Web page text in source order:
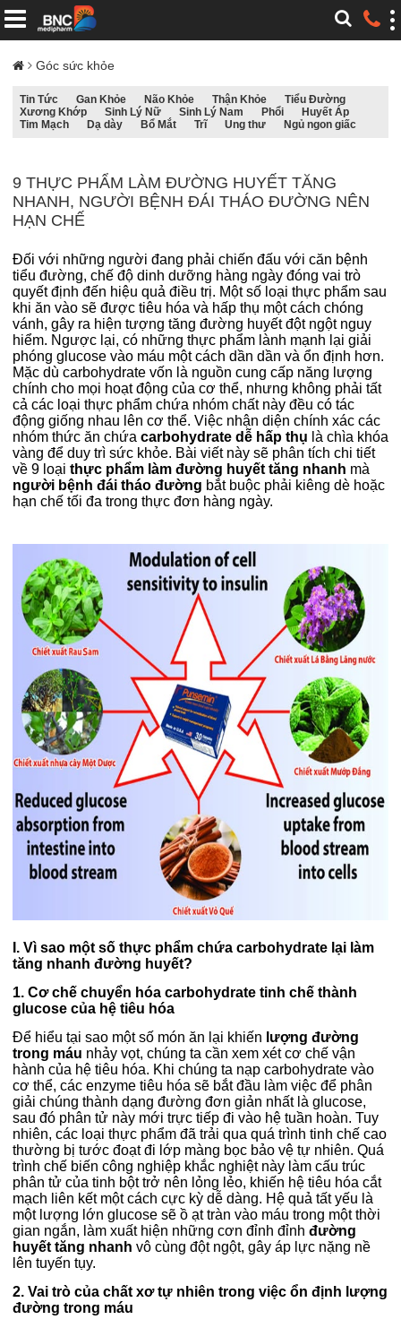
Góc sức khỏe
Tin Tức Gan Khỏe Não Khỏe Thận Khỏe
Tiểu Đường
Xương Khớp
Sinh Lý Nữ Sinh Lý Nam Phổi
Huyết Áp
Tim Mạch
Dạ dày Bổ Mắt Trĩ Ung thư Ngủ ngon giấc
9 THỰC PHẨM LÀM ĐƯỜNG HUYẾT TĂNG
NHANH, NGƯỜI BỆNH ĐÁI THÁO ĐƯỜNG NÊN
HẠN CHẾ
Đối với những người đang phải chiến đấu với căn bệnh
tiểu đường, chế độ dinh dưỡng hàng ngày đóng vai trò
quyết định đến hiệu quả điều trị. Một số loại thực phẩm sau
khi ăn vào sẽ được tiêu hóa và hấp thụ một cách chóng
vánh, gây ra hiện tượng tăng đường huyết đột ngột nguy
hiểm. Ngược lại, có những thực phẩm lành mạnh lại giải
phóng glucose vào máu một cách dần dần và ổn định hơn.
Mặc dù carbohydrate vốn là nguồn cung cấp năng lượng
chính cho mọi hoạt động của cơ thể, nhưng không phải tất
cả các loại thực phẩm chứa nhóm chất này đều có tác
động giống nhau lên cơ thể. Việc nhận diện chính xác các
nhóm thức ăn chứa carbohydrate dễ hấp thụ là chìa khóa
vàng để duy trì sức khỏe. Bài viết này sẽ phân tích chi tiết
về 9 loại thực phẩm làm đường huyết tăng nhanh mà
người bệnh đái tháo đường bắt buộc phải kiêng dè hoặc
hạn chế tối đa trong thực đơn hàng ngày.
I. Vì sao một số thực phẩm chứa carbohydrate lại làm
tăng nhanh đường huyết?
1. Cơ chế chuyển hóa carbohydrate tinh chế thành
glucose của hệ tiêu hóa
Để hiểu tại sao một số món ăn lại khiến lượng đường
trong máu nhảy vọt, chúng ta cần xem xét cơ chế vận
hành của hệ tiêu hóa. Khi chúng ta nạp carbohydrate vào
cơ thể, các enzyme tiêu hóa sẽ bắt đầu làm việc để phân
giải chúng thành dạng đường đơn giản nhất là glucose,
sau đó phân tử này mới trực tiếp đi vào hệ tuần hoàn. Tuy
nhiên, các loại thực phẩm đã trải qua quá trình tinh chế cao
thường bị tước đoạt đi lớp màng bọc bảo vệ tự nhiên. Quá
trình chế biến công nghiệp khắc nghiệt này làm cấu trúc
phân tử của tinh bột trở nên lỏng lẻo, khiến hệ tiêu hóa cắt
mạch liên kết một cách cực kỳ dễ dàng. Hệ quả tất yếu là
một lượng lớn glucose sẽ ồ ạt tràn vào máu trong một thời
gian ngắn, làm xuất hiện những cơn đỉnh đỉnh đường
huyết tăng nhanh vô cùng đột ngột, gây áp lực nặng nề
lên tuyến tụy.
2. Vai trò của chất xơ tự nhiên trong việc ổn định lượng
đường trong máu